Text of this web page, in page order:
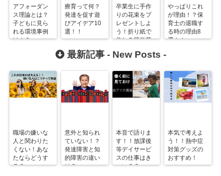
アフォーダン
ス理論とは？
子どもに見ら
れる環境事例
は！？
療育って何？
発達を促す遊
びアイデア10
選！！
卒業生に手作
りの花束をプ
レゼントしよ
う！折り紙で
作れる簡単花
やっぱりこれ
が理由！？保
育士の退職す
る時の理由8
選！！
最新記事 - New Posts -
職場の嫌いな
人と関わりた
くない！あな
たならどうす
る？
意外と知られ
ていない！？
発達障害と知
的障害の違い
は？
本音で語りま
す！！放課後
等デイサービ
スの仕事はき
つい？？
本気で考えよ
う！！熱中症
対策グッズの
おすすめ！